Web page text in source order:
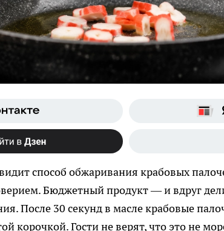
способ обжаривания крабовых
Бюджетный продукт — и вдруг
После 30 секунд в масле крабовые
корочкой. Гости не верят, что это не